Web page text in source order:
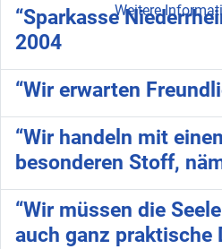
“Sparkasse
2004
“Wir erwarten
“Wir handeln mit
besonderen Stoff,
“Wir müssen die
auch ganz praktische
Weitere